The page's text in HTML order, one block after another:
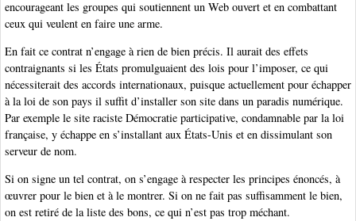
encourageant les groupes qui soutiennent un Web ouvert et en combattant
ceux qui veulent en faire une arme.
En fait ce contrat n’engage à rien de bien précis. Il aurait des effets
contraignants si les États promulguaient des lois pour l’imposer, ce qui
nécessiterait des accords internationaux, puisque actuellement pour échapper
à la loi de son pays il suffit d’installer son site dans un paradis numérique.
Par exemple le site raciste Démocratie participative, condamnable par la loi
française, y échappe en s’installant aux États-Unis et en dissimulant son
serveur de nom.
Si on signe un tel contrat, on s’engage à respecter les principes énoncés, à
œuvrer pour le bien et à le montrer. Si on ne fait pas suffisamment le bien,
on est retiré de la liste des bons, ce qui n’est pas trop méchant.